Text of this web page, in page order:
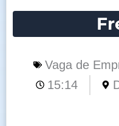
Vaga de
15:14